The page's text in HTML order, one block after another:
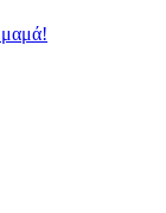
μαμά!